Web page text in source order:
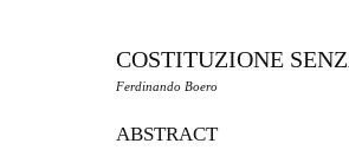
COSTITUZIONE
Ferdinando Boero
ABSTRACT